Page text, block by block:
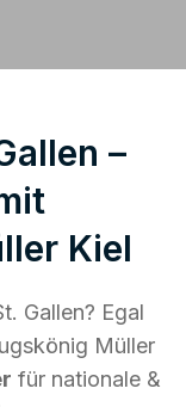
–
Kiel
Gallen? Egal
Müller
für nationale &